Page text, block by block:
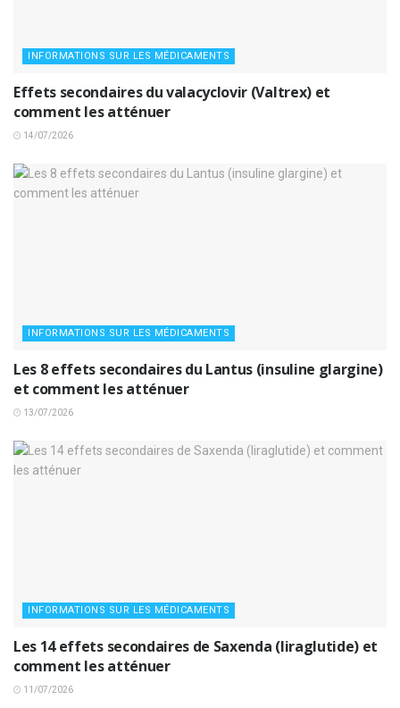
INFORMATIONS SUR LES MÉDICAMENTS
Effets secondaires du valacyclovir (Valtrex) et
comment les atténuer
14/07/2026
INFORMATIONS SUR LES MÉDICAMENTS
Les 8 effets secondaires du Lantus (insuline glargine)
et comment les atténuer
13/07/2026
INFORMATIONS SUR LES MÉDICAMENTS
Les 14 effets secondaires de Saxenda (liraglutide) et
comment les atténuer
11/07/2026